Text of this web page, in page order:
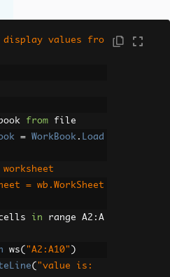
display values fro
from file
= WorkBook . Load
in range A2 : A
ws( "A2:A10" )
( "value is: